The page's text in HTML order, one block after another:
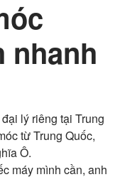
nhanh
lý riêng tại Trung
từ Trung Quốc,
Ô.
máy mình cần, anh